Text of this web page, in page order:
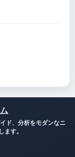
ド、分析をモダンなニ
ます。